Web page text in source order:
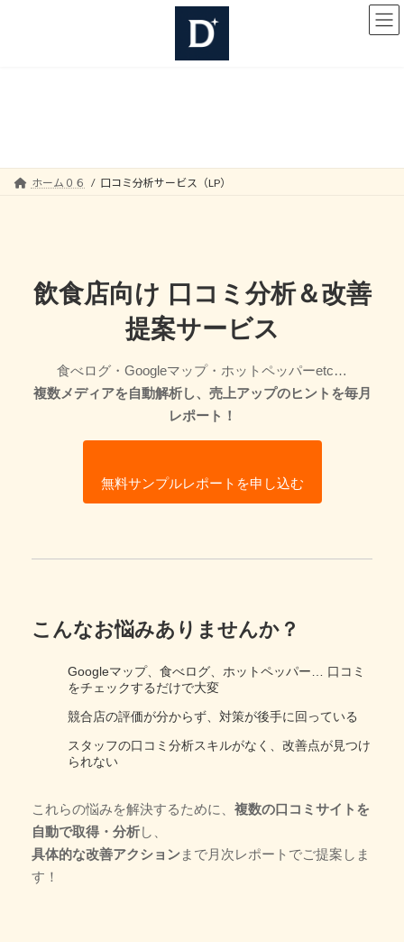
プ
動
ホーム０６ 口コミ分析サービス（LP）
飲食店向け 口コミ分析＆改善
提案サービス
食べログ・Googleマップ・ホットペッパーetc…
複数メディアを自動解析し、売上アップのヒントを毎月
レポート！
無料サンプルレポートを申し込む
こんなお悩みありませんか？
Googleマップ、食べログ、ホットペッパー… 口コミ
をチェックするだけで大変
競合店の評価が分からず、対策が後手に回っている
スタッフの口コミ分析スキルがなく、改善点が見つけ
られない
これらの悩みを解決するために、 複数の口コミサイトを
自動で取得・分析し、
具体的な改善アクションまで月次レポートでご提案しま
す！